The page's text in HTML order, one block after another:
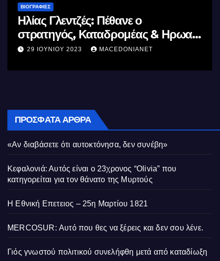
& Ηρωας
Μέγας Αλέξανδρος: Ο
Ελλήνων
11 ΙΟΥΝΊΟΥ 2023
ΠΡΌΣΦΑΤΑ ΆΡΘΡΑ
«Αν διαβάσετε ότι αυτοκτόνησα, δεν συνέβη»
Κεφαλονιά: Αυτός είναι ο 23χρονος “Olivia” που
κατηγορείται για τον θάνατο της Μυρτούς
Η Εθνική Επετειος – 25η Μαρτίου 1821
MERCOSUR: Αυτό που θες να ξέρεις και δεν σου λένε.
Γιός γνωστού πολιτικού συνελήφθη μετά από καταδίωξη